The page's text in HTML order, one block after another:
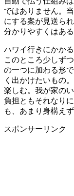
ではありません。
にする案が見送ら
分かりやすくはあ
ハワイ行きにかか
このところ少しず
の一つに加わる形
く出かけたいもの
楽しむ。我が家の
負担ともそれなり
も、あまり身構え
スポンサーリンク